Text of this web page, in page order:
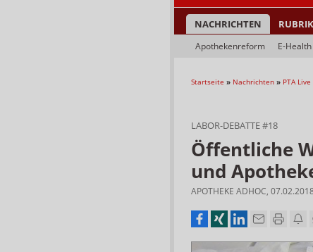
NACHRICHTEN
Apothekenreform E-Health
Startseite » Nachrichten » PTA Live
LABOR-DEBATTE #18
Öffentliche
und
APOTHEKE ADHOC,